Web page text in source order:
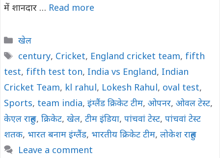
में शानदार … Read more
Categories
खेल
Tags
century, Cricket, England cricket team, fifth
test, fifth test ton, India vs England, Indian
Cricket Team, kl rahul, Lokesh Rahul, oval test,
Sports, team india, इंग्लैंड क्रिकेट टीम, ओपनर, ओवल टेस्ट,
केएल राहुल, क्रिकेट, खेल, टीम इंडिया, पांचवां टेस्ट, पांचवां टेस्ट
शतक, भारत बनाम इंग्लैंड, भारतीय क्रिकेट टीम, लोकेश राहुल
Leave a comment